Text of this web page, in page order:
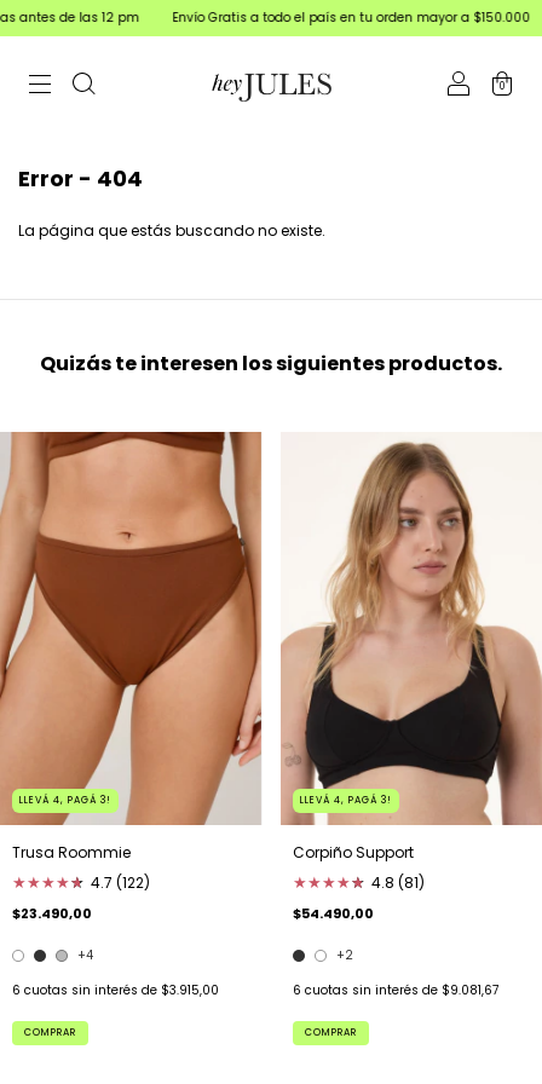
de las 12 pm Envío Gratis a todo el país en tu orden mayor a $150.000
0
Error - 404
La página que estás buscando no existe.
Quizás te interesen los siguientes productos.
LLEVÁ 4, PAGÁ 3!
Trusa Roommie
★★★★★
★ 4.7 (122)
$23.490,00
+4
6 cuotas sin interés de $3.915,00
COMPRAR
LLEVÁ 4, PAGÁ 3!
Corpiño Support
★★★★★
★ 4.8 (81)
$54.490,00
+2
6 cuotas sin interés de $9.081,67
COMPRAR